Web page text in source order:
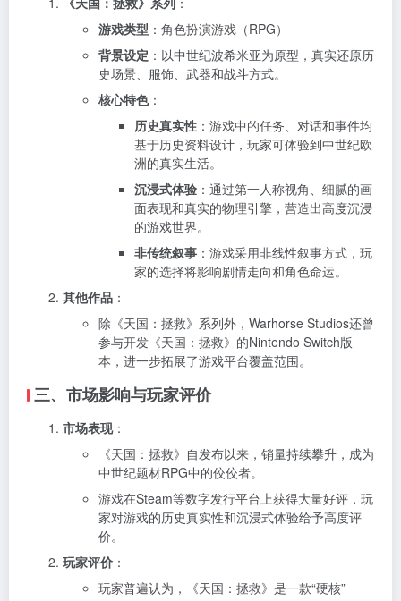
游戏类型 ：角色扮演游戏（RPG）
背景设定 ：以中世纪波希米亚为原型，真实还原历
史场景、服饰、武器和战斗方式。
核心特色：
历史真实性 ：游戏中的任务、对话和事件均
基于历史资料设计，玩家可体验到中世纪欧
洲的真实生活。
沉浸式体验 ：通过第一人称视角、细腻的画
面表现和真实的物理引擎，营造出高度沉浸
的游戏世界。
非传统叙事 ：游戏采用非线性叙事方式，玩
家的选择将影响剧情走向和角色命运。
其他作品 ：
除《天国：拯救》系列外，Warhorse Studios还曾
参与开发《天国：拯救》的Nintendo Switch版
本，进一步拓展了游戏平台覆盖范围。
三、市场影响与玩家评价
市场表现：
《天国：拯救》自发布以来，销量持续攀升，成为
中世纪题材RPG中的佼佼者。
游戏在Steam等数字发行平台上获得大量好评，玩
家对游戏的历史真实性和沉浸式体验给予高度评
价。
玩家评价 ：
玩家普遍认为，《天国：拯救》是一款“硬核”